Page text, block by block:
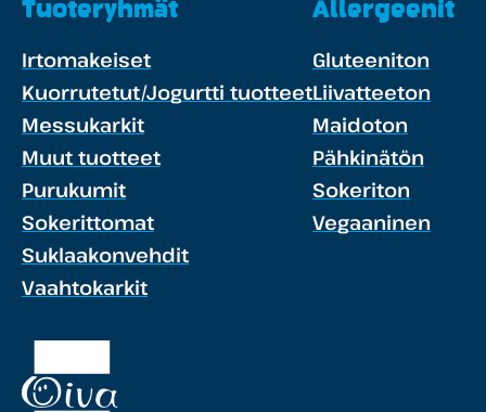
Tuoteryhmät
Irtomakeiset
Kuorrutetut/Jogurtti tuotteet
Messukarkit
Muut tuotteet
Purukumit
Sokerittomat
Suklaakonvehdit
Vaahtokarkit
Allergeenit
Gluteeniton
Liivatteeton
Maidoton
Pähkinätön
Sokeriton
Vegaaninen